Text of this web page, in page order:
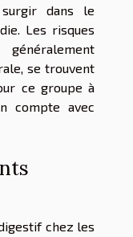
dans le
Les risques
se trouvent
ce groupe à
compte avec
chez les